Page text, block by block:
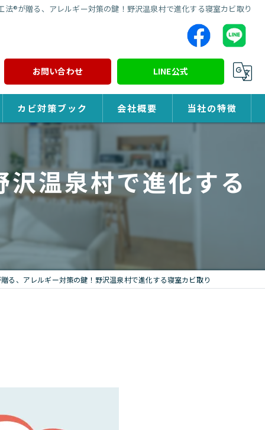
法®が贈る、アレルギー対策の鍵！野沢温泉村で進化する寝室カビ取り
お問い合わせ LINE公式
カビ対策ブック 会社概要 当社の特徴
除カビ
温泉村で進化する
贈る、アレルギー対策の鍵！野沢温泉村で進化する寝室カビ取り